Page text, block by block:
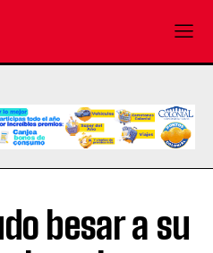
besar a su